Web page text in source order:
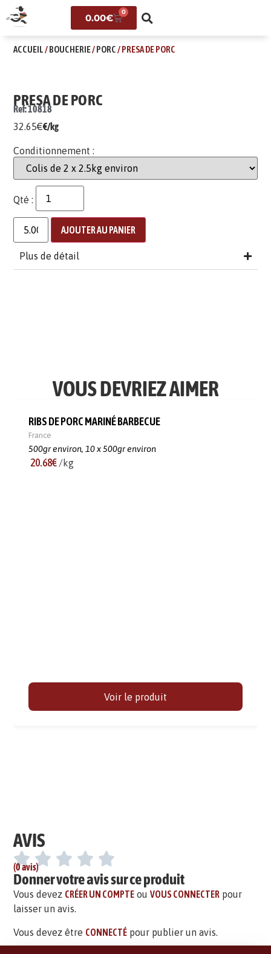
0.00€
0
ACCUEIL/BOUCHERIE/PORC/ PRESA DE PORC
PRESA DE PORC
Ref: 10818
32.65€€/kg
Conditionnement :
Qté :
AJOUTER AU PANIER
Plus de détail
VOUS DEVRIEZ AIMER
RIBS DE PORC MARINÉ BARBECUE
France
500gr environ,10 x 500gr environ
20.68€ /kg
Voir le produit
AVIS
(0 avis)
Donner votre avis sur ce produit
Vous devez CRÉER UN COMPTE ouVOUS CONNECTER pour
laisser un avis.
Vous devez être CONNECTÉ pour publier un avis.